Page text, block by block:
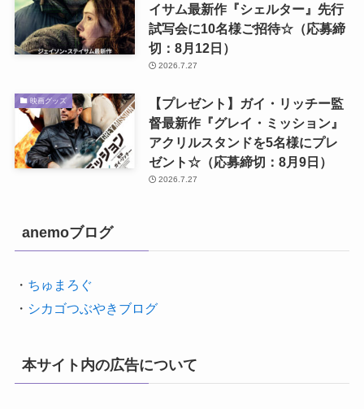
イサム最新作『シェルター』先行
試写会に10名様ご招待☆（応募締
切：8月12日）
2026.7.27
映画グッズ
【プレゼント】ガイ・リッチー監
督最新作『グレイ・ミッション』
アクリルスタンドを5名様にプレ
ゼント☆（応募締切：8月9日）
2026.7.27
anemoブログ
・ ちゅまろぐ
・ シカゴつぶやきブログ
本サイト内の広告について